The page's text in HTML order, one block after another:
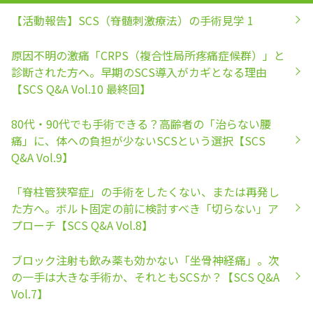
【活動報告】SCS（脊髄刺激療法）の手術見学 1
原因不明の激痛「CRPS（複合性局所疼痛症候群）」と
診断された方へ。早期のSCS導入がカギとなる理由
【SCS Q&A Vol.10 最終回】
80代・90代でも手術できる？高齢者の「治らない腰
痛」に、体への負担が少ないSCSという選択【SCS
Q&A Vol.9】
「脊柱管狭窄症」の手術をしたくない、または再発し
た方へ。ボルト固定の前に検討すべき「切らない」ア
プローチ【SCS Q&A Vol.8】
ブロック注射も飲み薬も効かない「坐骨神経痛」。次
の一手は大きな手術か、それともSCSか？【SCS Q&A
Vol.7】